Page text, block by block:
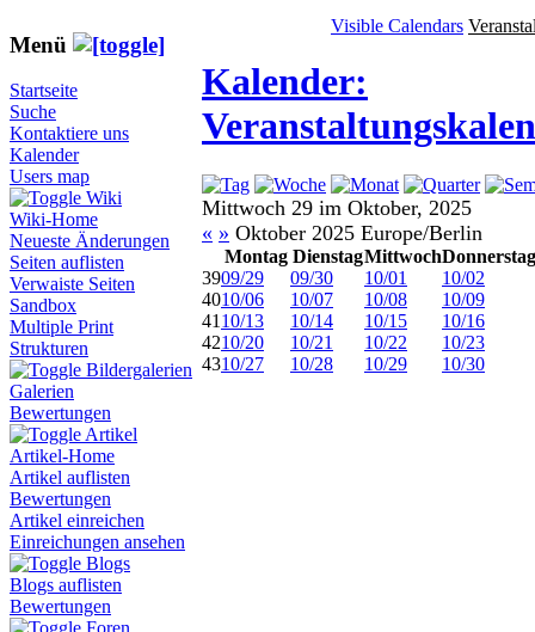
Menü
Startseite
Suche
Kontaktiere uns
Kalender
Users map
Wiki
Wiki-Home
Neueste Änderungen
Seiten auflisten
Verwaiste Seiten
Sandbox
Multiple Print
Strukturen
Bildergalerien
Galerien
Bewertungen
Artikel
Artikel-Home
Artikel auflisten
Bewertungen
Artikel einreichen
Einreichungen ansehen
Blogs
Blogs auflisten
Bewertungen
Visible Calendars
Kalender:
Mittwoch 29 im Oktober, 2025
« » Oktober 2025 Europe/Berlin
Montag DienstagMittwochDonnerstag
3909/29 09/30 10/01
10/02
4010/06 10/07 10/08
10/09
41 10/13 10/14 10/15
10/16
4210/20 10/21 10/22
10/23
4310/27 10/28 10/29 10/30